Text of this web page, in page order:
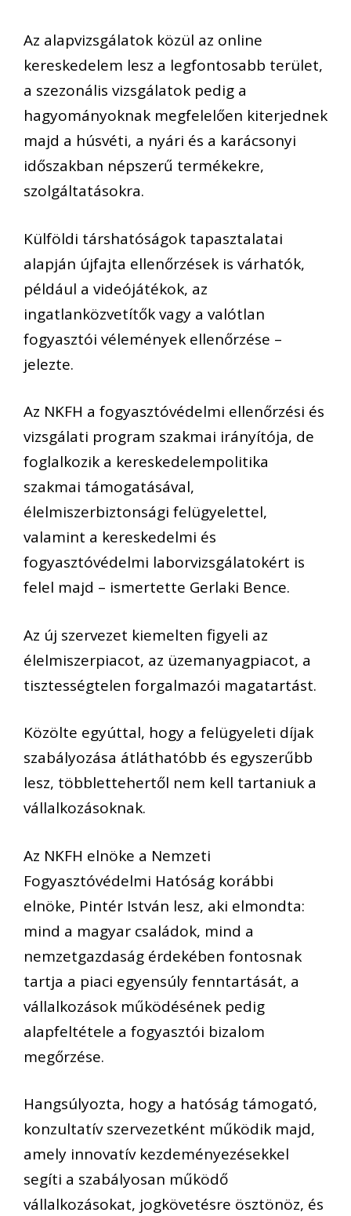
Az alapvizsgálatok közül az online
kereskedelem lesz a legfontosabb terület,
a szezonális vizsgálatok pedig a
hagyományoknak megfelelően kiterjednek
majd a húsvéti, a nyári és a karácsonyi
időszakban népszerű termékekre,
szolgáltatásokra.
Külföldi társhatóságok tapasztalatai
alapján újfajta ellenőrzések is várhatók,
például a videójátékok, az
ingatlanközvetítők vagy a valótlan
fogyasztói vélemények ellenőrzése –
jelezte.
Az NKFH a fogyasztóvédelmi ellenőrzési és
vizsgálati program szakmai irányítója, de
foglalkozik a kereskedelempolitika
szakmai támogatásával,
élelmiszerbiztonsági felügyelettel,
valamint a kereskedelmi és
fogyasztóvédelmi laborvizsgálatokért is
felel majd – ismertette Gerlaki Bence.
Az új szervezet kiemelten figyeli az
élelmiszerpiacot, az üzemanyagpiacot, a
tisztességtelen forgalmazói magatartást.
Közölte egyúttal, hogy a felügyeleti díjak
szabályozása átláthatóbb és egyszerűbb
lesz, többlettehertől nem kell tartaniuk a
vállalkozásoknak.
Az NKFH elnöke a Nemzeti
Fogyasztóvédelmi Hatóság korábbi
elnöke, Pintér István lesz, aki elmondta:
mind a magyar családok, mind a
nemzetgazdaság érdekében fontosnak
tartja a piaci egyensúly fenntartását, a
vállalkozások működésének pedig
alapfeltétele a fogyasztói bizalom
megőrzése.
Hangsúlyozta, hogy a hatóság támogató,
konzultatív szervezetként működik majd,
amely innovatív kezdeményezésekkel
segíti a szabályosan működő
vállalkozásokat, jogkövetésre ösztönöz, és